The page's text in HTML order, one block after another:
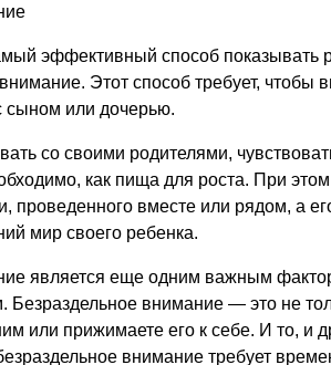
эффективный способ показывать
Этот способ требует, чтобы
сыном или дочерью.
со своими родителями,
как пища для роста. При
проведенного вместе или рядом, а
мир своего ребенка.
является еще одним важным
Безраздельное внимание — это не
или прижимаете его к себе. И то, и
внимание требует